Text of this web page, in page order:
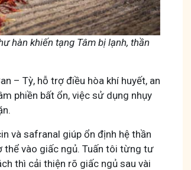
hàn khiến tạng Tâm bị lạnh, thần
– Tỳ, hỗ trợ điều hòa khí huyết, an
phiền bất ổn, việc sử dụng nhụy
và safranal giúp ổn định hệ thần
thể vào giấc ngủ. Tuấn tôi từng tư
thì cải thiện rõ giấc ngủ sau vài
85,3Kthành viên
Cộng đồng cho bà con gặp vấn đề xương khớp, cùng
Tuấn tôi học cách chăm sóc và điều trị để giảm đau, vận
động linh hoạt.
Tham gia nhóm